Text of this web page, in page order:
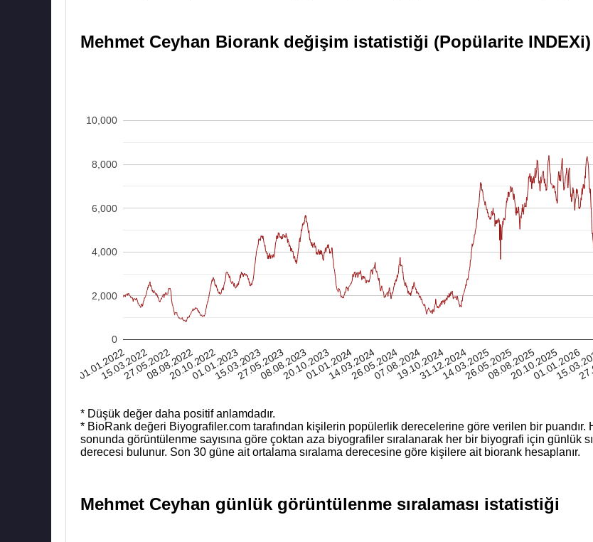
Mehmet Ceyhan Biorank değişim istatistiği (Popülarite INDEXi)
01.01.2022
15.03.2022
27.05.2022
08.08.2022
20.10.2022
01.01.2023
15.03.2023
27.05.2023
08.08.2023
20.10.2023
01.01.2024
14.03.2024
26.05.2024
07.08.2024
19.10.2024
31.12.2024
14.03.2025
26.05.2025
08.08.2025
20.10.2025
01.01.2026
0
2,000
4,000
6,000
8,000
10,000
* Düşük değer daha positif anlamdadır.
* BioRank değeri Biyografiler.com tarafından kişilerin popülerlik derecelerine göre verilen bir puandır.
sonunda görüntülenme sayısına göre çoktan aza biyografiler sıralanarak her bir biyografi için günlük
derecesi bulunur. Son 30 güne ait ortalama sıralama derecesine göre kişilere ait biorank hesaplanır.
Mehmet Ceyhan günlük görüntülenme sıralaması istatistiği